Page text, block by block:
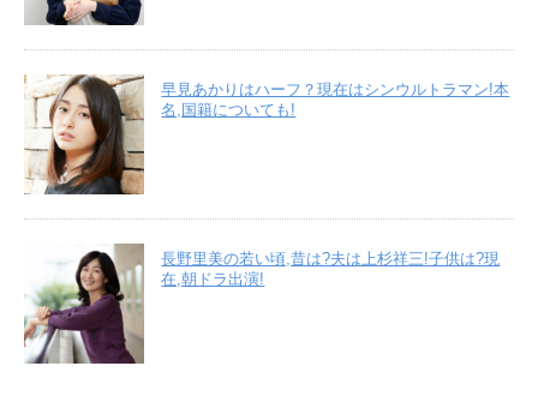
早見あかりはハーフ？現在はシンウルトラマン!本
名,国籍についても!
長野里美の若い頃,昔は?夫は上杉祥三!子供は?現
在,朝ドラ出演!